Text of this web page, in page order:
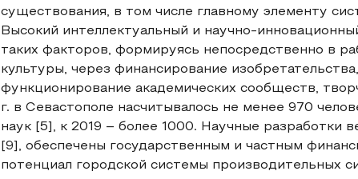
существования, в том числе главному элементу
Высокий интеллектуальный и научно-
таких факторов, формируясь непосредственно в
культуры, через финансирование
функционирование академических сообществ,
г. в Севастополе насчитывалось не менее 970
наук [5], к 2019 – более 1000. Научные разработки
[9], обеспечены государственным и частным
потенциал городской системы производительных